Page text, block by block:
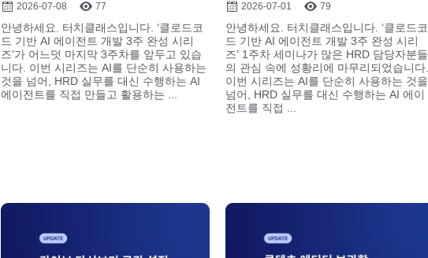
2026-07-08 77
안녕하세요. 터치클래스입니다. ‘클로드코
드 기반 AI 에이전트 개발 3주 완성 시리
즈’가 어느덧 마지막 3주차를 앞두고 있습
니다. 이번 시리즈는 AI를 단순히 사용하는
것을 넘어, HRD 실무를 대신 수행하는 AI
에이전트를 직접 만들고 활용하는 ...
2026-07-01 79
안녕하세요. 터치클래스입니다. ‘클로드코
드 기반 AI 에이전트 개발 3주 완성 시리
즈’ 1주차 세미나가 많은 HRD 담당자분들
의 관심 속에 성황리에 마무리되었습니다.
이번 시리즈는 AI를 단순히 사용하는 것을
넘어, HRD 실무를 대신 수행하는 AI 에이
전트를 직접 ...